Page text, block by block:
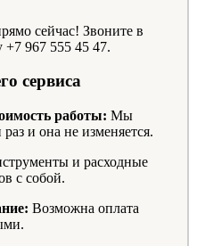
сейчас! Звоните в
967 555 45 47.
сервиса
работы: Мы
и она не изменяется.
и расходные
с собой.
Возможна оплата